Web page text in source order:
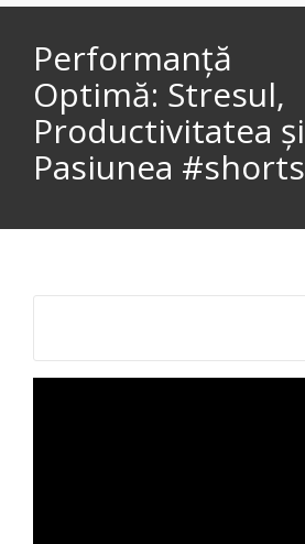
Performanță
Optimă: Stresul,
Productivitatea și
Pasiunea #shorts